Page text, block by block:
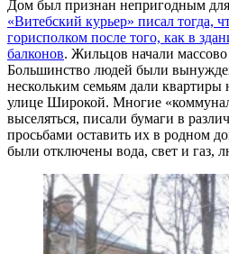
Дом был признан непригодным
«Витебский курьер» писал тогда,
горисполком после того, как в
балконов. Жильцов начали массово
Большинство людей были
нескольким семьям дали
улице Широкой. Многие
выселяться, писали бумаги в
просьбами оставить их в родном
были отключены вода, свет и газ,